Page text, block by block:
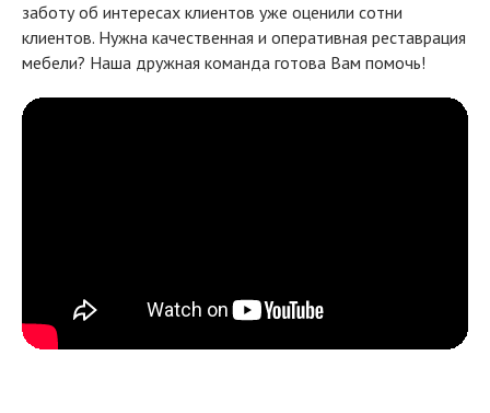
заботу об интересах клиентов уже оценили сотни
клиентов. Нужна качественная и оперативная реставрация
мебели? Наша дружная команда готова Вам помочь!